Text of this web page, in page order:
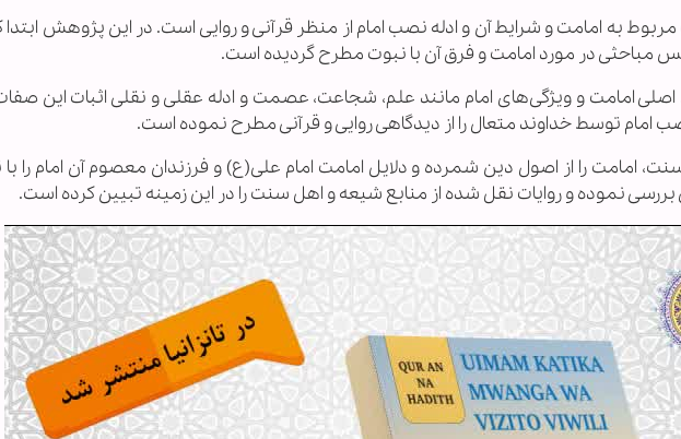
مربوط به امامت و شرایط آن و ادله نصب امام از منظر قرآنی و روایی است. در این پژوهش ابتدا
مباحثی در مورد امامت و فرق آن با نبوت مطرح گردیده است.
امامت و ویژگی‌های امام مانند علم، شجاعت، عصمت و ادله عقلی و نقلی اثبات این صفات
توسط خداوند متعال را از دیدگاهی روایی و قرآنی مطرح نموده است.
امامت را از اصول دین شمرده و دلایل امامت امام علی(ع) و فرزندان معصوم آن امام را با
بررسی نموده و روایات نقل شده از منابع شیعه و اهل سنت را در این زمینه تبیین کرده است.